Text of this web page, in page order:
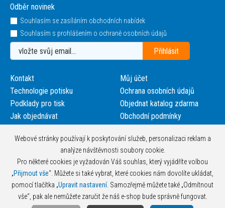
Webové stránky používají k poskytování služeb, personalizaci reklam a
analýze návštěvnosti soubory cookie.
Pro některé cookies je vyžadován Váš souhlas, který vyjádříte volbou
„Přijmout vše“. Můžete si také vybrat, které cookies nám dovolíte ukládat,
pomocí tlačítka „Upravit nastavení. Samozřejmě můžete také „Odmítnout
vše“, pak ale nemůžete zaručit že náš e-shop bude správně fungovat.
Odběr novinek
Souhlasím se zasíláním obchodních nabídek
Souhlasím s prohlášením o ochraně osobních údajů
Kontakt
Technologie potisku
Podklady pro tisk
Jak objednávat
Můj účet
Ochrana osobních údajů
Objednat katalog zdarma
Obchodní podmínky